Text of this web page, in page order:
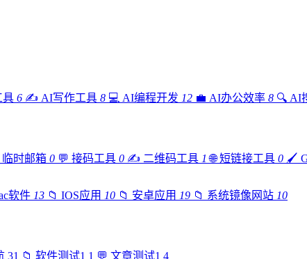
具 6 ✍️ AI写作工具 8 💻 AI编程开发 12 💼 AI办公效率 8 🔍 AI
临时邮箱 0 💬 接码工具 0 ✍️ 二维码工具 1 🌐 短链接工具 0 🖌️
软件 13 📁 IOS应用 10 📁 安卓应用 19 📁 系统镜像网站 10
31 📁 软件测试1 1 💬 文章测试1 4